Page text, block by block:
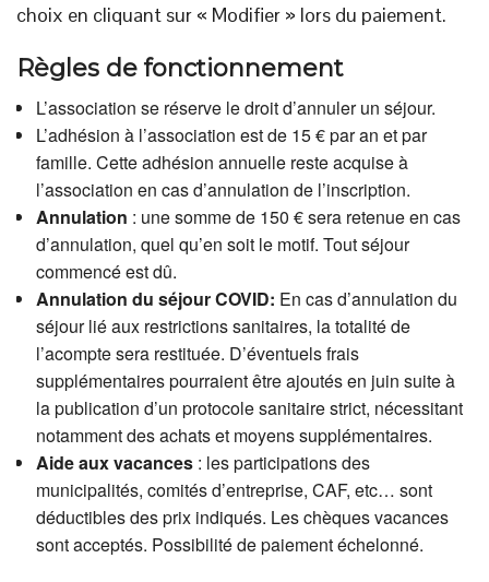
choix en cliquant sur « Modifier » lors du paiement.
Règles de fonctionnement
L’association se réserve le droit d’annuler un séjour.
L’adhésion à l’association est de 15 € par an et par
famille. Cette adhésion annuelle reste acquise à
l’association en cas d’annulation de l’inscription.
Annulation : une somme de 150 € sera retenue en cas
d’annulation, quel qu’en soit le motif. Tout séjour
commencé est dû.
Annulation du séjour COVID: En cas d’annulation du
séjour lié aux restrictions sanitaires, la totalité de
l’acompte sera restituée. D’éventuels frais
supplémentaires pourraient être ajoutés en juin suite à
la publication d’un protocole sanitaire strict, nécessitant
notamment des achats et moyens supplémentaires.
Aide aux vacances: les participations des
municipalités, comités d’entreprise, CAF, etc… sont
déductibles des prix indiqués. Les chèques vacances
sont acceptés. Possibilité de paiement échelonné.